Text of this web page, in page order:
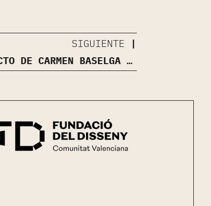
SIGUIENTE
NUEVO PROYECTO DE CARMEN BASELGA · MIREIA. UNA CLÍNICA DENTAL EN CLAVE DE SOL